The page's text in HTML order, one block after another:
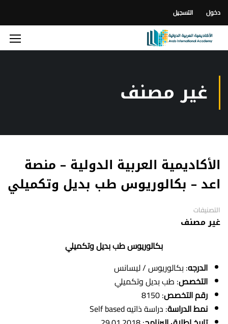
دخول التسجيل
غير مصنف
الأكاديمية العربية الدولية – منصة
اعد – بكالوريوس طب بديل وتكميلي
التصنيفات
غير مصنف
بكالوريوس طب بديل وتكميلي
الدرجه: بكالوريوس / ليسانس
التخصص: طب بديل وتكميلي
رقم التخصص: 8150
نمط الدراسة: دراسة ذاتيه Self based